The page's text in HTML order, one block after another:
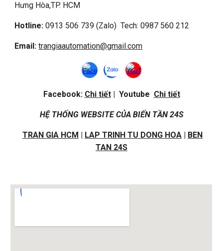
Hưng Hòa,TP. HCM
Hotline: 0913 506 739 (Zalo) Tech: 0987 560 212
Email:trangiaautomation@gmail.com
Facebook: Chi tiết| Youtube Chi tiết
HỆ THỐNG WEBSITE CỦA BIẾN TẦN 24S
TRAN GIA HCM | LAP TRINH TU DONG HOA | BEN
TAN 24S